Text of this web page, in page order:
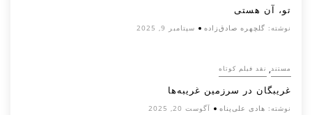
تو، آن هستی
نوشته: گلچهره صادق‌زاده سپتامبر 9, 2025
مستند, نقد فیلم کوتاه
غریبگان در سرزمین غریبه‌ها
نوشته: هادی علی‌پناه آگوست 20, 2025